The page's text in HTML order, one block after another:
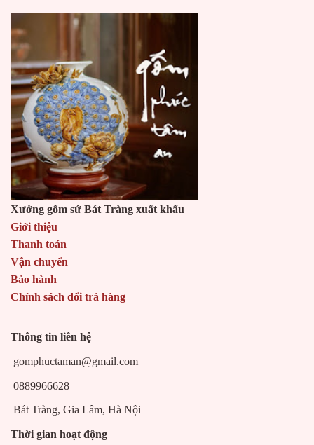
Xưởng gốm sứ Bát Tràng xuất khẩu
Giới thiệu
Thanh toán
Vận chuyển
Bảo hành
Chính sách đổi trả hàng
Thông tin liên hệ
gomphuctaman@gmail.com
0889966628
Bát Tràng, Gia Lâm, Hà Nội
Thời gian hoạt động